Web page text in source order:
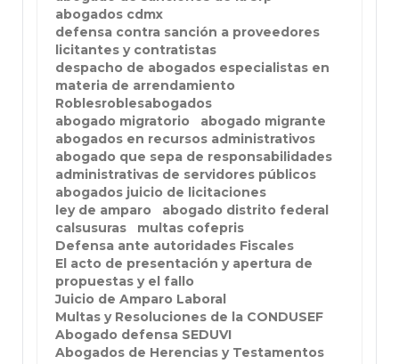
abogados cdmx
defensa contra sanción a proveedores
licitantes y contratistas
despacho de abogados especialistas en
materia de arrendamiento
Roblesroblesabogados
abogado migratorio
abogado migrante
abogados en recursos administrativos
abogado que sepa de responsabilidades
administrativas de servidores públicos
abogados juicio de licitaciones
ley de amparo
abogado distrito federal
calsusuras
multas cofepris
Defensa ante autoridades Fiscales
El acto de presentación y apertura de
propuestas y el fallo
Juicio de Amparo Laboral
Multas y Resoluciones de la CONDUSEF
Abogado defensa SEDUVI
Abogados de Herencias y Testamentos